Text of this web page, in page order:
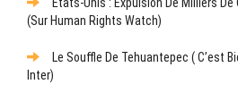
(sur Human Rights Watch)
Le Souffle De Tehuantepec ( C’est
Inter)